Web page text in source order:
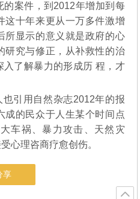
的案件，到2012年增加到每
这十年来更从一万多件激增
所显示的意义就是政府的心
研究与修正，从补救性的治
了解暴力的形成历 程，才
引用自然杂志2012年的报
成的民众于人生某个时间点
车祸、暴力攻击、天然灾
心理咨商疗愈创伤。
享